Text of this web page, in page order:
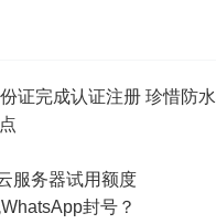
证完成认证注册 珍惜防
服务器试用额度
封号？